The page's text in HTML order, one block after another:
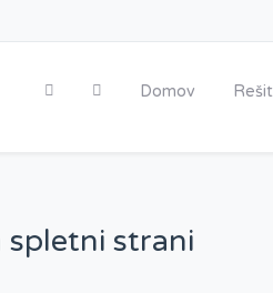
Domov
spletni strani